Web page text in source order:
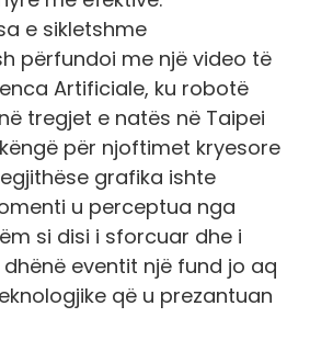
e sikletshme
përfundoi me një video të
Artificiale, ku robotë
tregjet e natës në Taipei
për njoftimet kryesore
grafika ishte
u perceptua nga
si disi i sforcuar dhe i
eventit një fund jo aq
që u prezantuan